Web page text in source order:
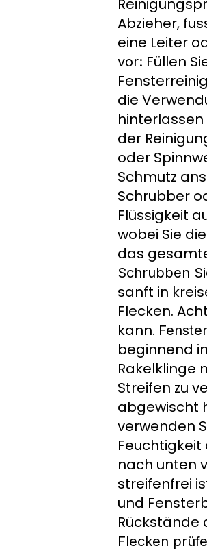
Abzieher,
eine Leiter
vor: Füllen
die
hinterlassen
der
oder
Schmutz
Schrubber
Flüssigkeit
wobei Sie
das
Schrubben
sanft in
Flecken.
kann.
beginnend
Rakelklinge
Streifen zu
abgewischt
verwenden
Feuchtigkeit
nach unten
streifenfrei
und
Rückstände
Flecken